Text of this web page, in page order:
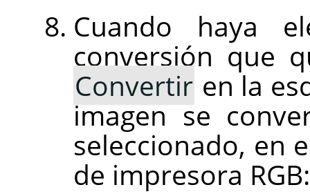
Cuando haya
conversión que
Convertir en la
imagen se
seleccionado, en
de impresora RGB: